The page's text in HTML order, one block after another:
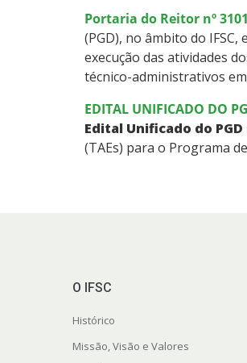
Portaria do Reitor nº
(PGD), no âmbito do
execução das atividades
técnico-administrativos
EDITAL UNIFICADO DO
Edital Unificado do PGD
(TAEs) para o Programa
O IFSC
Histórico
Missão, Visão e Valores